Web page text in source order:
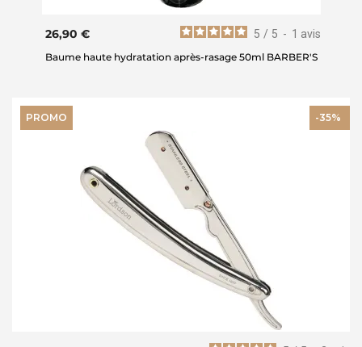
5 / 5 - 1 avis
26,90 €
Baume haute hydratation après-rasage 50ml BARBER'S
PROMO -35%